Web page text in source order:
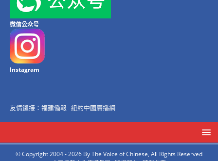
微信公众号
Instagram
友情鏈接： 福建僑報 紐約中國廣播網
© Copyright 2004 - 2026 By The Voice of Chinese, All Rights Reserved